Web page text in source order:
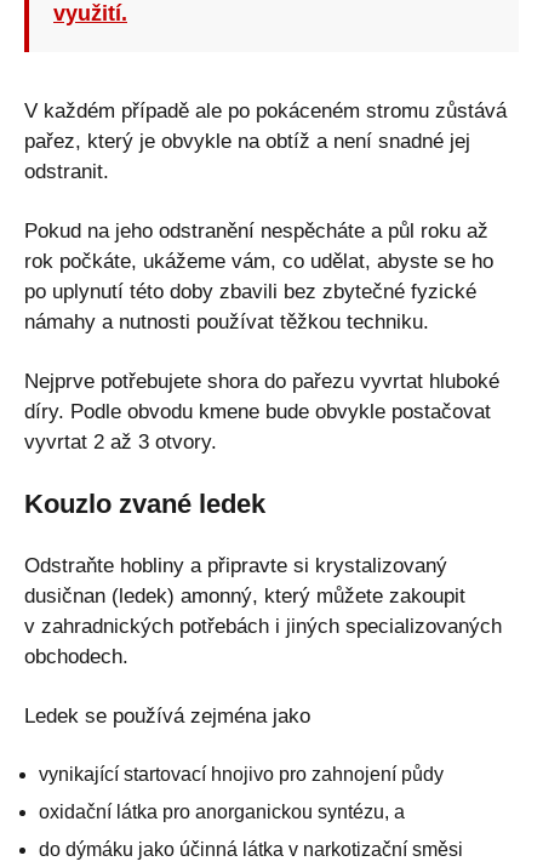
využití.
V každém případě ale po pokáceném stromu zůstává
pařez, který je obvykle na obtíž a není snadné jej
odstranit.
Pokud na jeho odstranění nespěcháte a půl roku až
rok počkáte, ukážeme vám, co udělat, abyste se ho
po uplynutí této doby zbavili bez zbytečné fyzické
námahy a nutnosti používat těžkou techniku.
Nejprve potřebujete shora do pařezu vyvrtat hluboké
díry. Podle obvodu kmene bude obvykle postačovat
vyvrtat 2 až 3 otvory.
Kouzlo zvané ledek
Odstraňte hobliny a připravte si krystalizovaný
dusičnan (ledek) amonný, který můžete zakoupit
v zahradnických potřebách i jiných specializovaných
obchodech.
Ledek se používá zejména jako
vynikající startovací hnojivo pro zahnojení půdy
oxidační látka pro anorganickou syntézu, a
do dýmáku jako účinná látka v narkotizační směsi